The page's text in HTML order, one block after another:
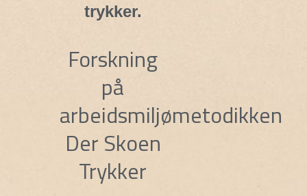
trykker.
Forskning
på
arbeidsmiljømetodikken
Der Skoen
Trykker